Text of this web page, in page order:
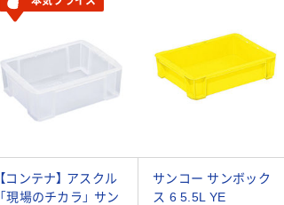
【コンテナ】 アスクル
「現場のチカラ」 サン
サンコー サンボック
ス 6 5.5L YE